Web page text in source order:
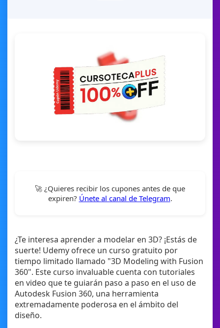
🚀 ¿Quieres recibir los cupones antes de que
expiren? Únete al canal de Telegram.
¿Te interesa aprender a modelar en 3D? ¡Estás de
suerte! Udemy ofrece un curso gratuito por
tiempo limitado llamado "3D Modeling with Fusion
360". Este curso invaluable cuenta con tutoriales
en video que te guiarán paso a paso en el uso de
Autodesk Fusion 360, una herramienta
extremadamente poderosa en el ámbito del
diseño.